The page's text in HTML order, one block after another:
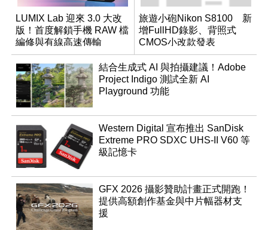
LUMIX Lab 迎來 3.0 大改
版！首度解鎖手機 RAW 檔
編修與有線高速傳輸
旅遊小砲Nikon S8100 新
增FullHD錄影、背照式
CMOS小改款發表
結合生成式 AI 與拍攝建議！Adobe
Project Indigo 測試全新 AI
Playground 功能
Western Digital 宣布推出 SanDisk
Extreme PRO SDXC UHS-II V60 等
級記憶卡
GFX 2026 攝影贊助計畫正式開跑！
提供高額創作基金與中片幅器材支
援